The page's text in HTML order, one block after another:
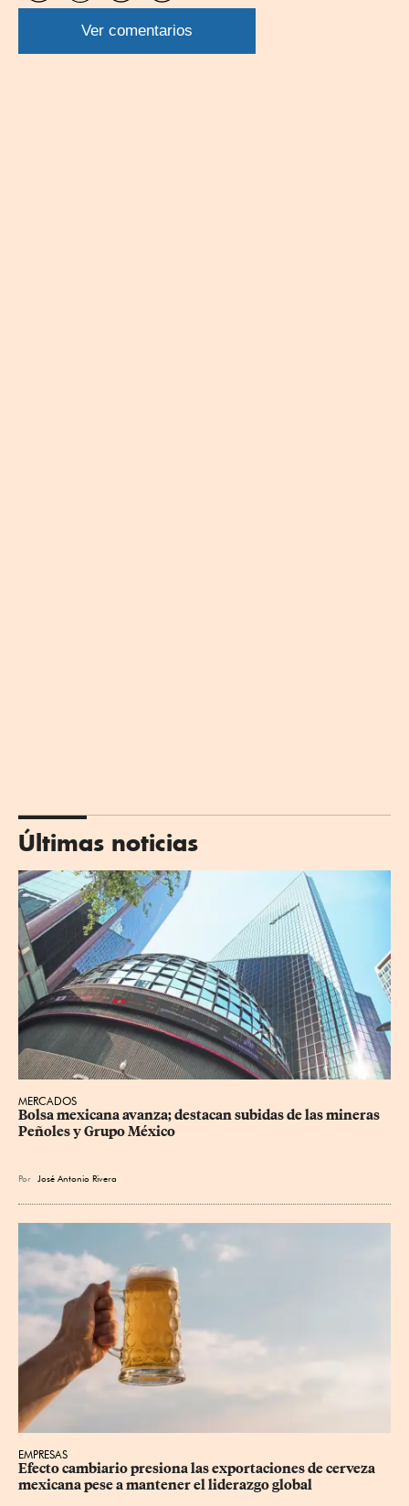
por
WhatsApp
por
Twitter
por
Facebook
por
Linkedin
Ver comentarios
Últimas noticias
MERCADOS
Bolsa mexicana avanza; destacan subidas de las mineras
Peñoles y Grupo México
Por José Antonio Rivera
EMPRESAS
Efecto cambiario presiona las exportaciones de cerveza
mexicana pese a mantener el liderazgo global